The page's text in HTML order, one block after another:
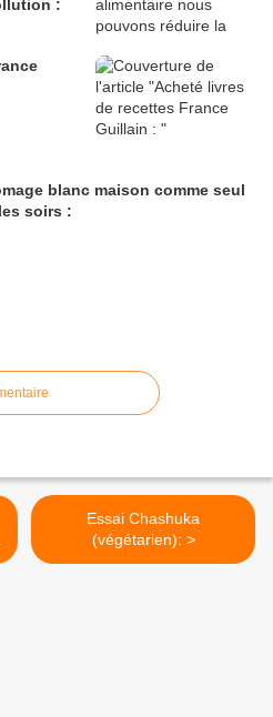
:
blanc maison comme seul
soirs :
Essai Chashuka
(végétarien): >